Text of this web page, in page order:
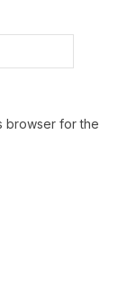
browser for the